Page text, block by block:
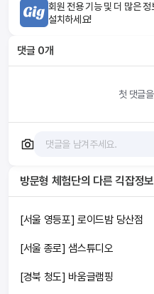
회원 전용 기능 및 더 많은
설치하세요!
댓글 0개
첫 댓글
방문형 체험단의 다른 긱잡정보
[서울 영등포] 로이드밤 당산점
[서울 종로] 샘스튜디오
[경북 청도] 바움글램핑